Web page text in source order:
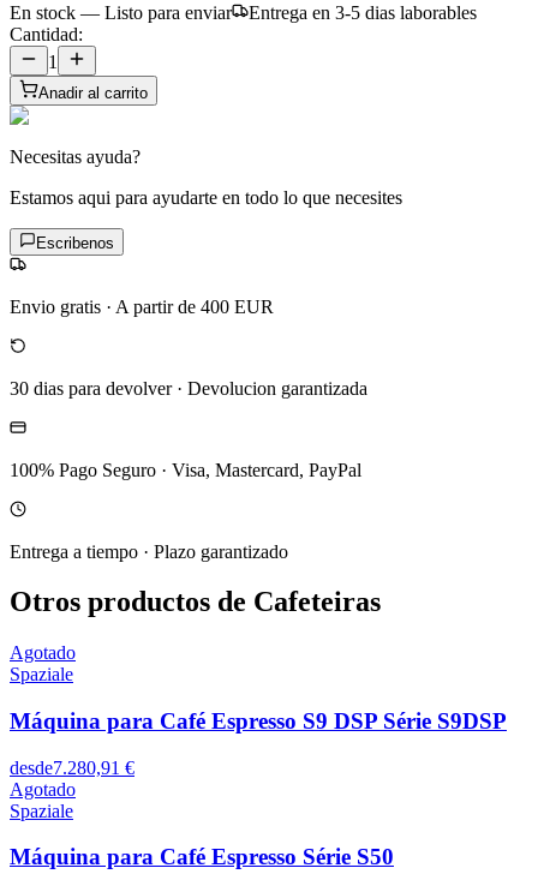
En stock — Listo para enviar
Entrega en 3-5 dias laborables
Cantidad:
1
Anadir al carrito
Necesitas ayuda?
Estamos aqui para ayudarte en todo lo que necesites
Escribenos
Envio gratis · A partir de 400 EUR
30 dias para devolver· Devolucion garantizada
100% Pago Seguro · Visa, Mastercard, PayPal
Entrega a tiempo · Plazo garantizado
Otros productos de Cafeteiras
Agotado
Spaziale
Máquina para Café Espresso S9 DSP Série S9DSP
desde7.280,91 €
Agotado
Spaziale
Máquina para Café Espresso Série S50